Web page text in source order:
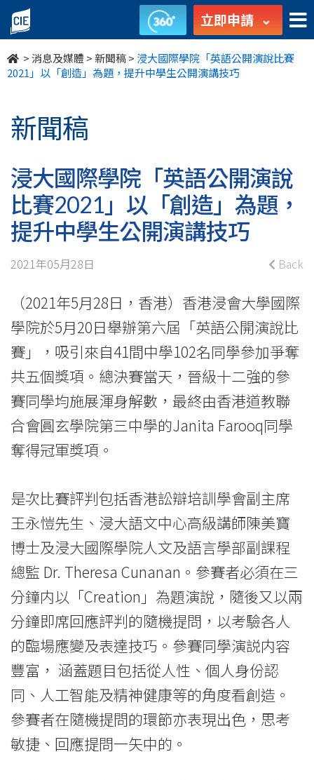
浸
大
國
學
院
「英
語
公
演
說
比
賽
2021」
以
「創
造」
為
題，
提
升
中
學
生
立即申請
>消息及媒體 >新聞稿> 浸大國際學院「英語公開演說比賽
2021」以「創造」為題，提升中學生公開演講技巧
新聞稿
浸大國際學院「英語公開演說
比賽2021」以「創造」為題，
提升中學生公開演講技巧
2021年05月28日 Back
（2021年5月28日，香港）香港浸會大學國際
學院於5月20日舉辦第六屆「英語公開演說比
賽」，吸引來自41間中學102名同學參加爭奪
共五個獎項。總決賽當天，晉級十二強的參
賽同學均施展渾身解數，最終由香港道教聯
合會圓玄學院第三中學的Janita Farooq同學
奪得冠軍獎項。
是次比賽評判包括香港訟辯培訓學會副主席
王永愷先生、浸大語文中心高級講師陳美寶
博士及浸大國際學院人文及語言學部副課程
總監 Dr. Theresa Cunanan。參賽者必須在三
分鐘内以「Creation」為題演說，隨後又以兩
分鐘即席回應評判的隨機提問，以考驗各人
的臨場應變及表達技巧。參賽同學演説内容
豐富， 涵蓋題目包括從人性、個人身份認
同、人工智能及精神健康等的角度看創造。
參賽者在隨機提問的環節亦表現出色，思考
敏捷、回應提問一矢中的。